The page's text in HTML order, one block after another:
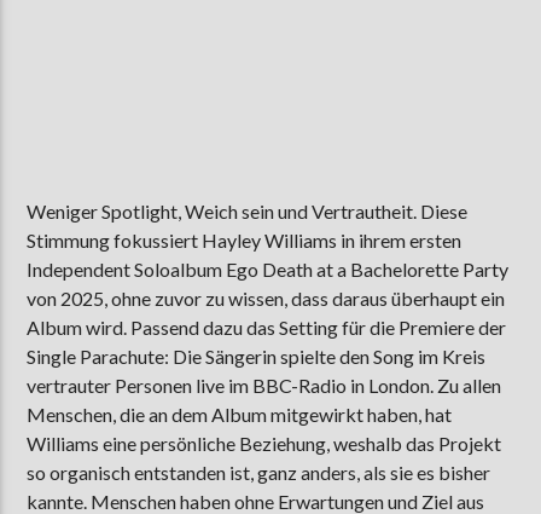
Weniger Spotlight, Weich sein und Vertrautheit. Diese
Stimmung fokussiert Hayley Williams in ihrem ersten
Independent Soloalbum Ego Death at a Bachelorette Party
von 2025, ohne zuvor zu wissen, dass daraus überhaupt ein
Album wird. Passend dazu das Setting für die Premiere der
Single Parachute: Die Sängerin spielte den Song im Kreis
vertrauter Personen live im BBC-Radio in London. Zu allen
Menschen, die an dem Album mitgewirkt haben, hat
Williams eine persönliche Beziehung, weshalb das Projekt
so organisch entstanden ist, ganz anders, als sie es bisher
kannte. Menschen haben ohne Erwartungen und Ziel aus